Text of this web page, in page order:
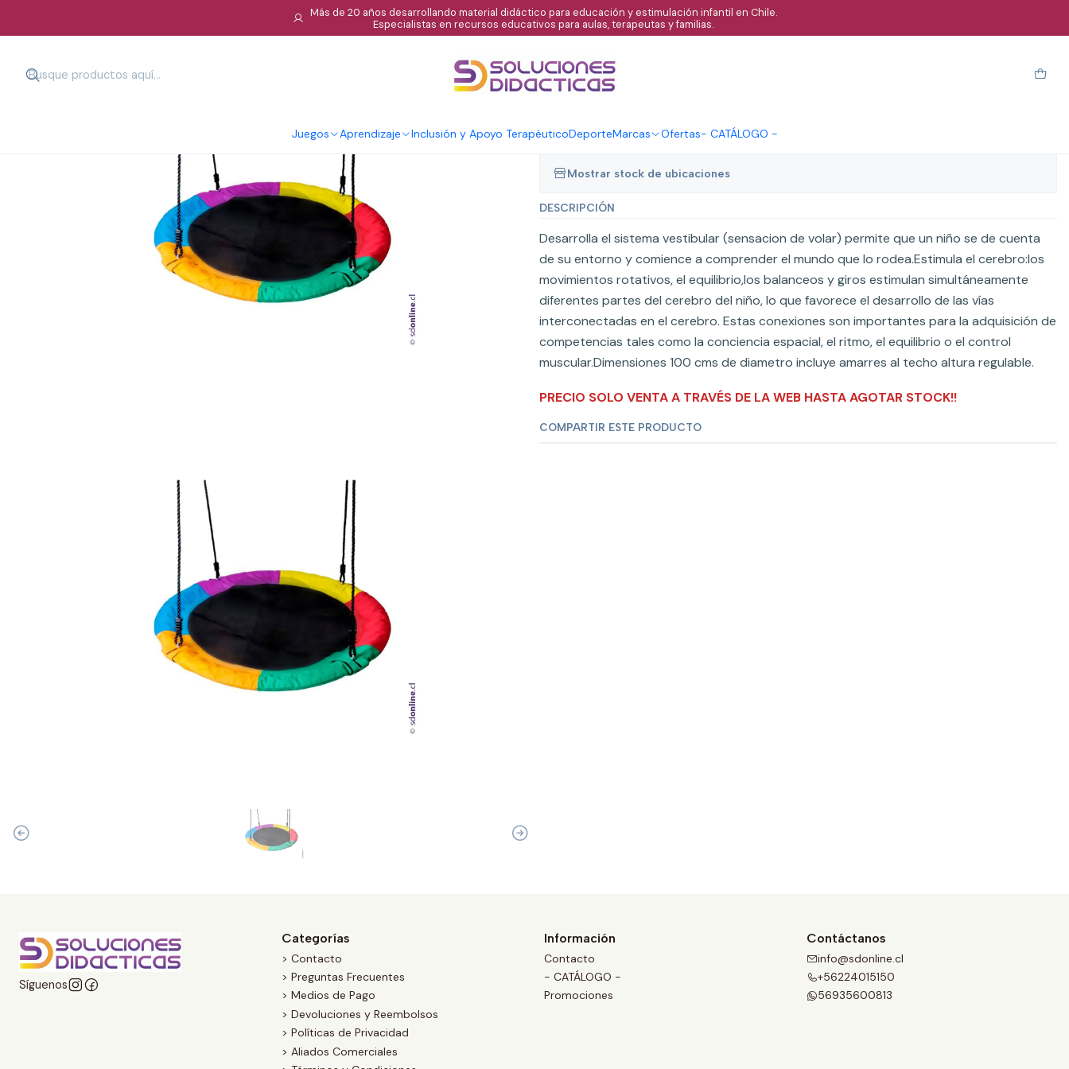
Juegos Aprendizaje Inclusión y Apoyo TerapéuticoDeporteMarcas Ofertas- CATÁLOGO -
Más de 20 años desarrollando material didáctico para educación y estimulación infantil en Chile.
Especialistas en recursos educativos para aulas, terapeutas y familias.
|
Columpio circular con sistema de anclaje al
techo
Cantidad
Mostrar stock de ubicaciones
DESCRIPCIÓN
Desarrolla el sistema vestibular (sensacion de volar) permite que un niño se de cuenta
de su entorno y comience a comprender el mundo que lo rodea.Estimula el cerebro:los
movimientos rotativos, el equilibrio,los balanceos y giros estimulan simultáneamente
diferentes partes del cerebro del niño, lo que favorece el desarrollo de las vías
interconectadas en el cerebro. Estas conexiones son importantes para la adquisición de
competencias tales como la conciencia espacial, el ritmo, el equilibrio o el control
muscular.Dimensiones 100 cms de diametro incluye amarres al techo altura regulable.
PRECIO SOLO VENTA A TRAVÉS DE LA WEB HASTA AGOTAR STOCK!!
COMPARTIR ESTE PRODUCTO
Síguenos
Categorías
> Contacto
> Preguntas Frecuentes
> Medios de Pago
> Devoluciones y Reembolsos
> Políticas de Privacidad
> Aliados Comerciales
Información
Contacto
- CATÁLOGO -
Promociones
Contáctanos
info@sdonline.cl
+56224015150
56935600813